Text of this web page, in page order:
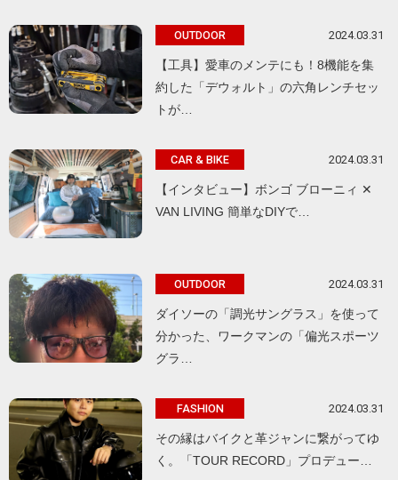
OUTDOOR 2024.03.31
【工具】愛車のメンテにも！8機能を集
約した「デウォルト」の六角レンチセッ
トが…
CAR & BIKE 2024.03.31
【インタビュー】ボンゴ ブローニィ ✕
VAN LIVING 簡単なDIYで…
OUTDOOR 2024.03.31
ダイソーの「調光サングラス」を使って
分かった、ワークマンの「偏光スポーツ
グラ…
FASHION 2024.03.31
その縁はバイクと革ジャンに繋がってゆ
く。「TOUR RECORD」プロデュー…